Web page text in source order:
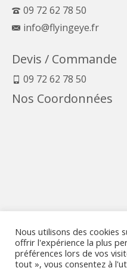
09 72 62 78 50
info@flyingeye.fr
Devis / Commande
09 72 62 78 50
Nos Coordonnées
Nous utilisons des cookies
offrir l'expérience la plus
préférences lors de vos
tout », vous consentez à